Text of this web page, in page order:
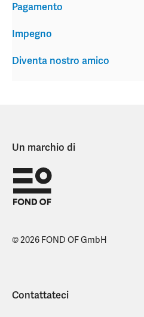
Pagamento
Impegno
Diventa nostro amico
Un marchio di
© 2026 FOND OF GmbH
Contattateci